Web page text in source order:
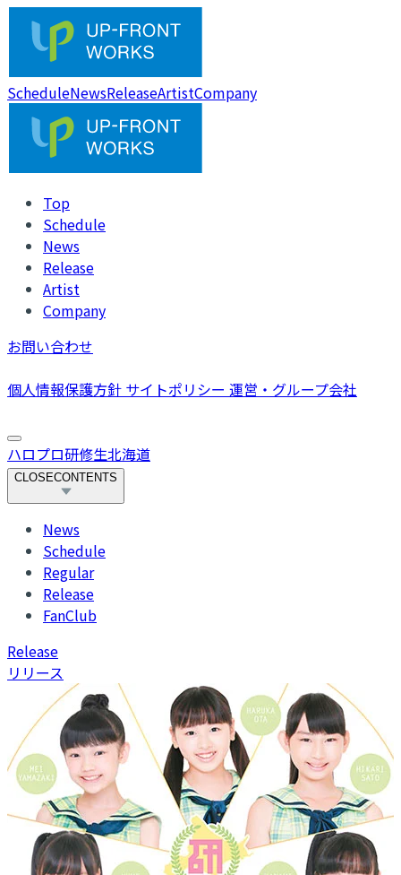
ScheduleNewsReleaseArtistCompany
Top
Schedule
News
Release
Artist
Company
お問い合わせ
個人情報保護方針 サイトポリシー 運営・グループ会社
ハロプロ研修生北海道
CLOSECONTENTS
News
Schedule
Regular
Release
FanClub
Release
リリース